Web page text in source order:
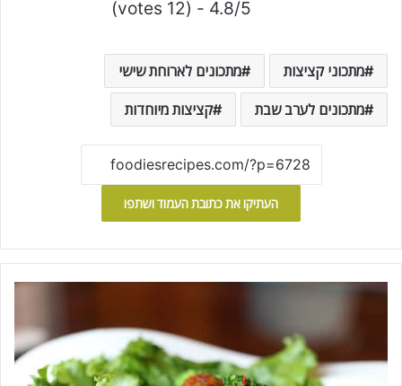
4.8/5 - (12 votes)
מתכוני קציצות מתכונים לארוחת שישי
מתכונים לערב שבת קציצות מיוחדות
העתיקו את כתובת העמוד ושתפו
ק
ו